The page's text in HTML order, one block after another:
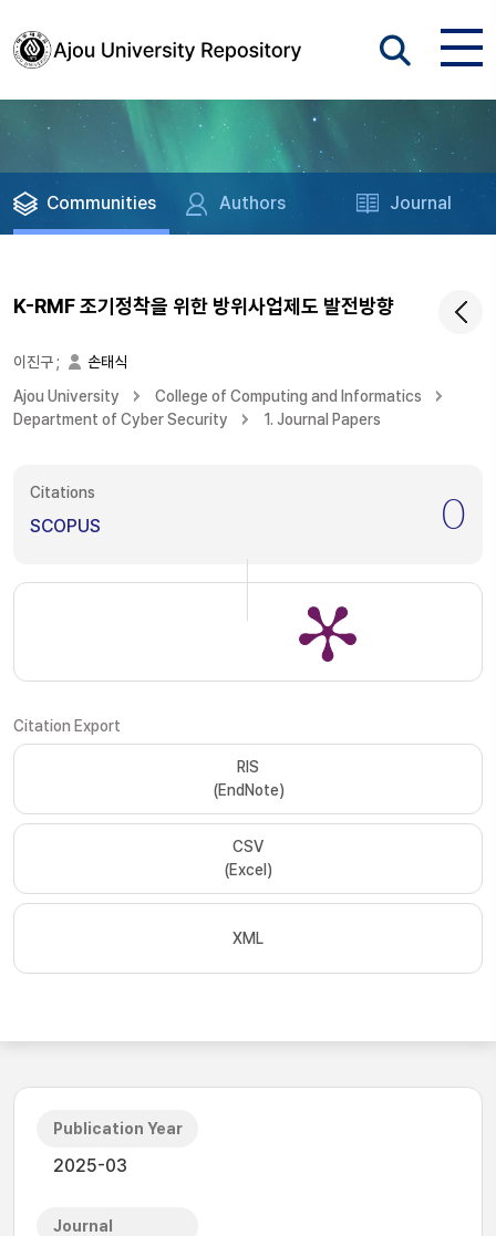
Communities Authors Journal
K-RMF 조기정착을 위한 방위사업제도 발전방향
이진구;
손태식
Ajou University
College of Computing and Informatics
Department of Cyber Security
1. Journal Papers
Citations
SCOPUS 0
Citation Export
RIS
(EndNote)
CSV
(Excel)
XML
Publication Year
2025-03
Journal